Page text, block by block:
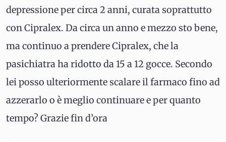
depressione per circa 2 anni, curata soprattutto
con Cipralex. Da circa un anno e mezzo sto bene,
ma continuo a prendere Cipralex, che la
pasichiatra ha ridotto da 15 a 12 gocce. Secondo
lei posso ulteriormente scalare il farmaco fino ad
azzerarlo o è meglio continuare e per quanto
tempo? Grazie fin d’ora